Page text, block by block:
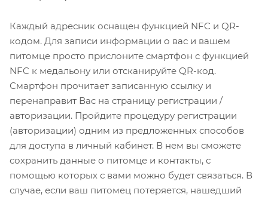
Каждый адресник оснащен функцией NFC и QR-
кодом. Для записи информации о вас и вашем
питомце просто прислоните смартфон с функцией
NFC к медальону или отсканируйте QR-код.
Смартфон прочитает записанную ссылку и
перенаправит Вас на страницу регистрации /
авторизации. Пройдите процедуру регистрации
(авторизации) одним из предложенных способов
для доступа в личный кабинет. В нем вы сможете
сохранить данные о питомце и контакты, с
помощью которых с вами можно будет связаться. В
случае, если ваш питомец потеряется, нашедший